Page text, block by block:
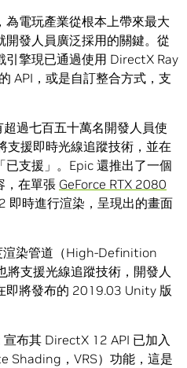
電玩產業從根本上帶來最大
發人員廣泛採用的關鍵。從
引擎現已通過使用 DirectX Ray
API，或是自訂整合方式，支
過七百五十萬名開發人員使
援即時光線追蹤技術，並在
支援」。Epic 還推出了一個
，在單張 GeForce RTX 2080
即時進行渲染，呈現出的畫面
渲染管道（High-Definition
支援光線追蹤技術，開發人
即將發布的 2019.03 Unity 版
布其 DirectX 12 API 已加入
Shading，VRS）功能，這是